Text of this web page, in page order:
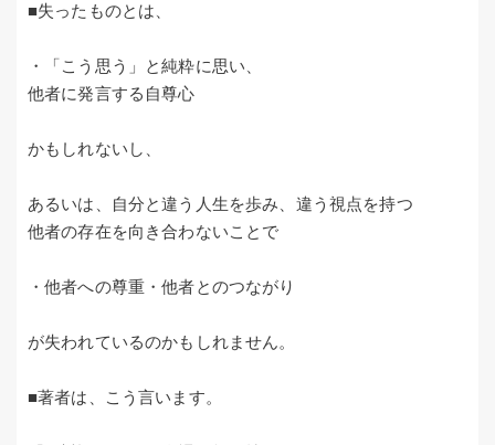
■失ったものとは、
・「こう思う」と純粋に思い、
他者に発言する自尊心
かもしれないし、
あるいは、自分と違う人生を歩み、違う視点を持つ
他者の存在を向き合わないことで
・他者への尊重・他者とのつながり
が失われているのかもしれません。
■著者は、こう言います。